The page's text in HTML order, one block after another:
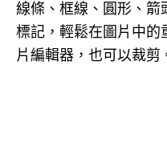
線條、框線、圓形、箭
標記，輕鬆在圖片中的
片編輯器，也可以裁剪